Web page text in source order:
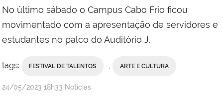
No último sábado o Campus Cabo Frio ficou
movimentado com a apresentação de servidores e
estudantes no palco do Auditório J.
tags: FESTIVAL DE TALENTOS , ARTE E CULTURA
por
publicado
24/05/2023 18h33 Notícias